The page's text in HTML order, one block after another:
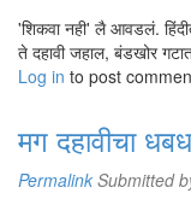
'शिकवा नही' लै आवडलं.
ते दहावी जहाल, बंडखोर
Log in to post
मग दहावीचा
Permalink Submitted